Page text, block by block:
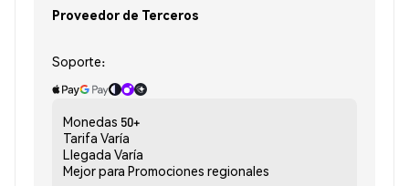
Proveedor de Terceros
Soporte:
Monedas 50+
Tarifa Varía
Llegada Varía
Mejor para Promociones regionales